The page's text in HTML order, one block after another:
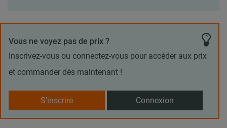
Vous ne voyez pas de prix ?
Inscrivez-vous ou connectez-vous pour accéder aux prix
et commander dès maintenant !
S'inscrire Connexion